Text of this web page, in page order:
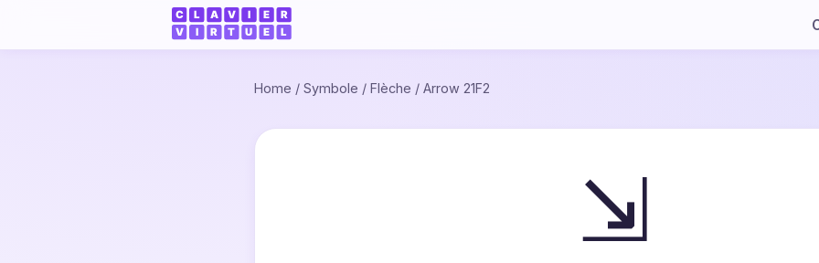
Home / Symbole / Flèche / Arrow 21F2
⇲